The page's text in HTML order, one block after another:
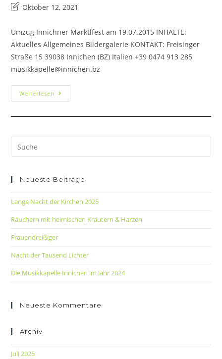
Oktober 12, 2021
Umzug Innichner Marktlfest am 19.07.2015 INHALTE:
Aktuelles Allgemeines Bildergalerie KONTAKT: Freisinger
Straße 15 39038 Innichen (BZ) Italien +39 0474 913 285
musikkapelle@innichen.bz
Weiterlesen
Neueste Beiträge
Lange Nacht der Kirchen 2025
Räuchern mit heimischen Kräutern & Harzen
Frauendreißiger
Nacht der Tausend Lichter
Die Musikkapelle Innichen im Jahr 2024
Neueste Kommentare
Archiv
Juli 2025